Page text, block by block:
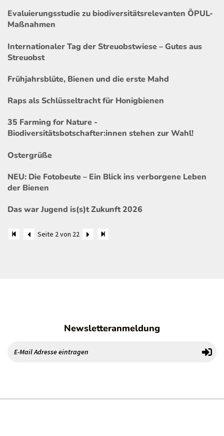
Evaluierungsstudie zu biodiversitätsrelevanten ÖPUL-
Maßnahmen
Internationaler Tag der Streuobstwiese – Gutes aus
Streuobst
Frühjahrsblüte, Bienen und die erste Mahd
Raps als Schlüsseltracht für Honigbienen
35 Farming for Nature -
Biodiversitätsbotschafter:innen stehen zur Wahl!
Ostergrüße
NEU: Die Fotobeute – Ein Blick ins verborgene Leben
der Bienen
Das war Jugend is(s)t Zukunft 2026
Seite 2 von 22
Newsletteranmeldung